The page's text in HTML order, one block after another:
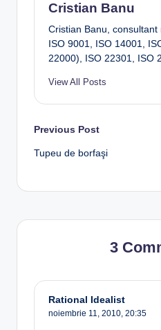
Cristian Banu
Cristian Banu,
ISO 9001, ISO 14001,
22000), ISO 22301, ISO
View All Posts
Post
navigation
Previous Post
Tupeu de borfaşi
3
Rational Idealist
noiembrie 11, 2010, 20:35